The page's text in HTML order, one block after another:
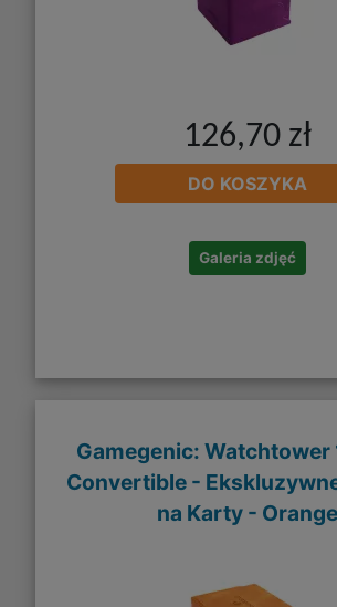
126,70 zł
DO KOSZYKA
Galeria zdjęć
Gamegenic: Watchtower
Convertible -
na Karty - Orange